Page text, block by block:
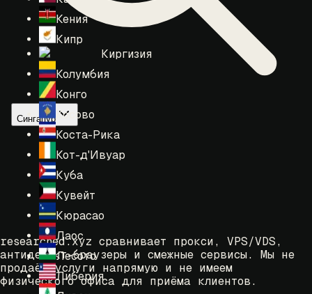
Кения
Кипр
Киргизия
Колумбия
Конго
Косово
Коста-Рика
Кот-д'Ивуар
Куба
Кувейт
Кюрасао
Лаос
Лесото
Либерия
Сингапур
researched.xyz сравнивает прокси, VPS/VDS,
антидетект-браузеры и смежные сервисы. Мы не
продаём услуги напрямую и не имеем
физического офиса для приёма клиентов.